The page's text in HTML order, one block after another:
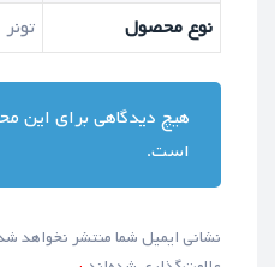
نوع محصول
تونر
هیچ دیدگاهی برای این
است.
نشانی ایمیل شما منتشر نخواهد